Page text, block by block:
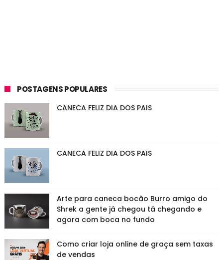
POSTAGENS POPULARES
CANECA FELIZ DIA DOS PAIS
CANECA FELIZ DIA DOS PAIS
Arte para caneca bocão Burro amigo do
Shrek a gente já chegou tá chegando e
agora com boca no fundo
Como criar loja online de graça sem taxas
de vendas